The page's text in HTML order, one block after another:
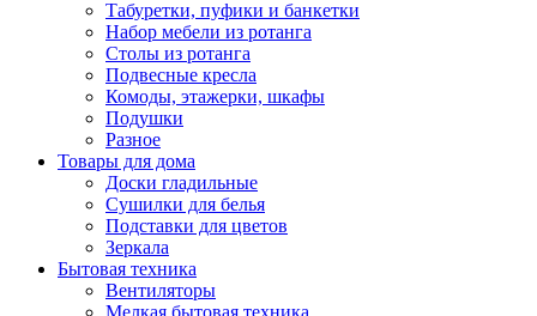
Табуретки, пуфики и банкетки
Набор мебели из ротанга
Столы из ротанга
Подвесные кресла
Комоды, этажерки, шкафы
Подушки
Разное
Товары для дома
Доски гладильные
Сушилки для белья
Подставки для цветов
Зеркала
Бытовая техника
Вентиляторы